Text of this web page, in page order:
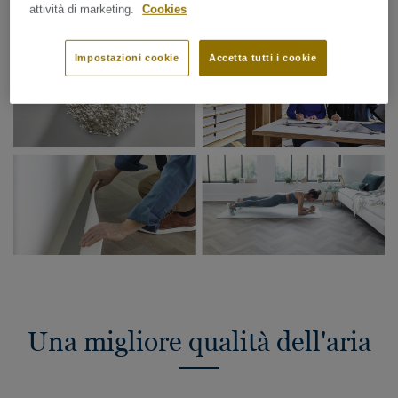
Una migliore qualità dell'aria
attività di marketing.
Cookies
Accetta tutti i cookie
Impostazioni cookie